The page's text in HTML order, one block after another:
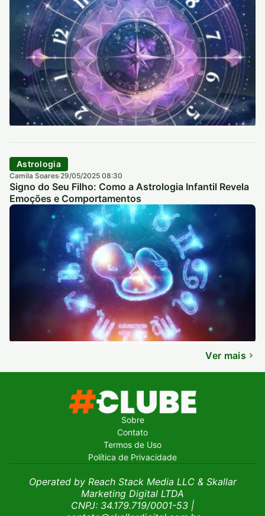
Astrologia
Camila Soares·29/05/2025 08:30
Signo do Seu Filho: Como a Astrologia Infantil Revela
Emoções e Comportamentos
Ver mais
Sobre
Contato
Termos de Uso
Política de Privacidade
Operated by Reach Stack Media LLC & Skallar
Marketing Digital LTDA
CNPJ: 34.179.719/0001-53 |